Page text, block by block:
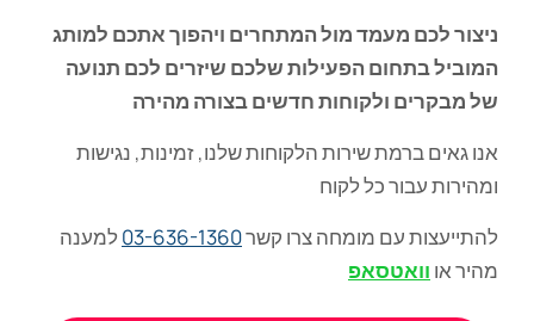
ניצור לכם מעמד מול המתחרים ויהפוך אתכם למותג
המוביל בתחום הפעילות שלכם שיזרים לכם תנועה
של מבקרים ולקוחות חדשיםבצורה מהירה
אנו גאים ברמת שירות הלקוחות שלנו, זמינות, נגישות
ומהירות עבור כל לקוח
להתייעצות עם מומחה צרו קשר03-636-1360 למענה
מהיר או וואטסאפ